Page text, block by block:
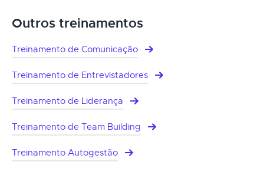
Outros treinamentos
Treinamento de Comunicação
Treinamento de Entrevistadores
Treinamento de Liderança
Treinamento de Team Building
Treinamento Autogestão